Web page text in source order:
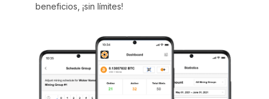
beneficios, ¡sin límites!